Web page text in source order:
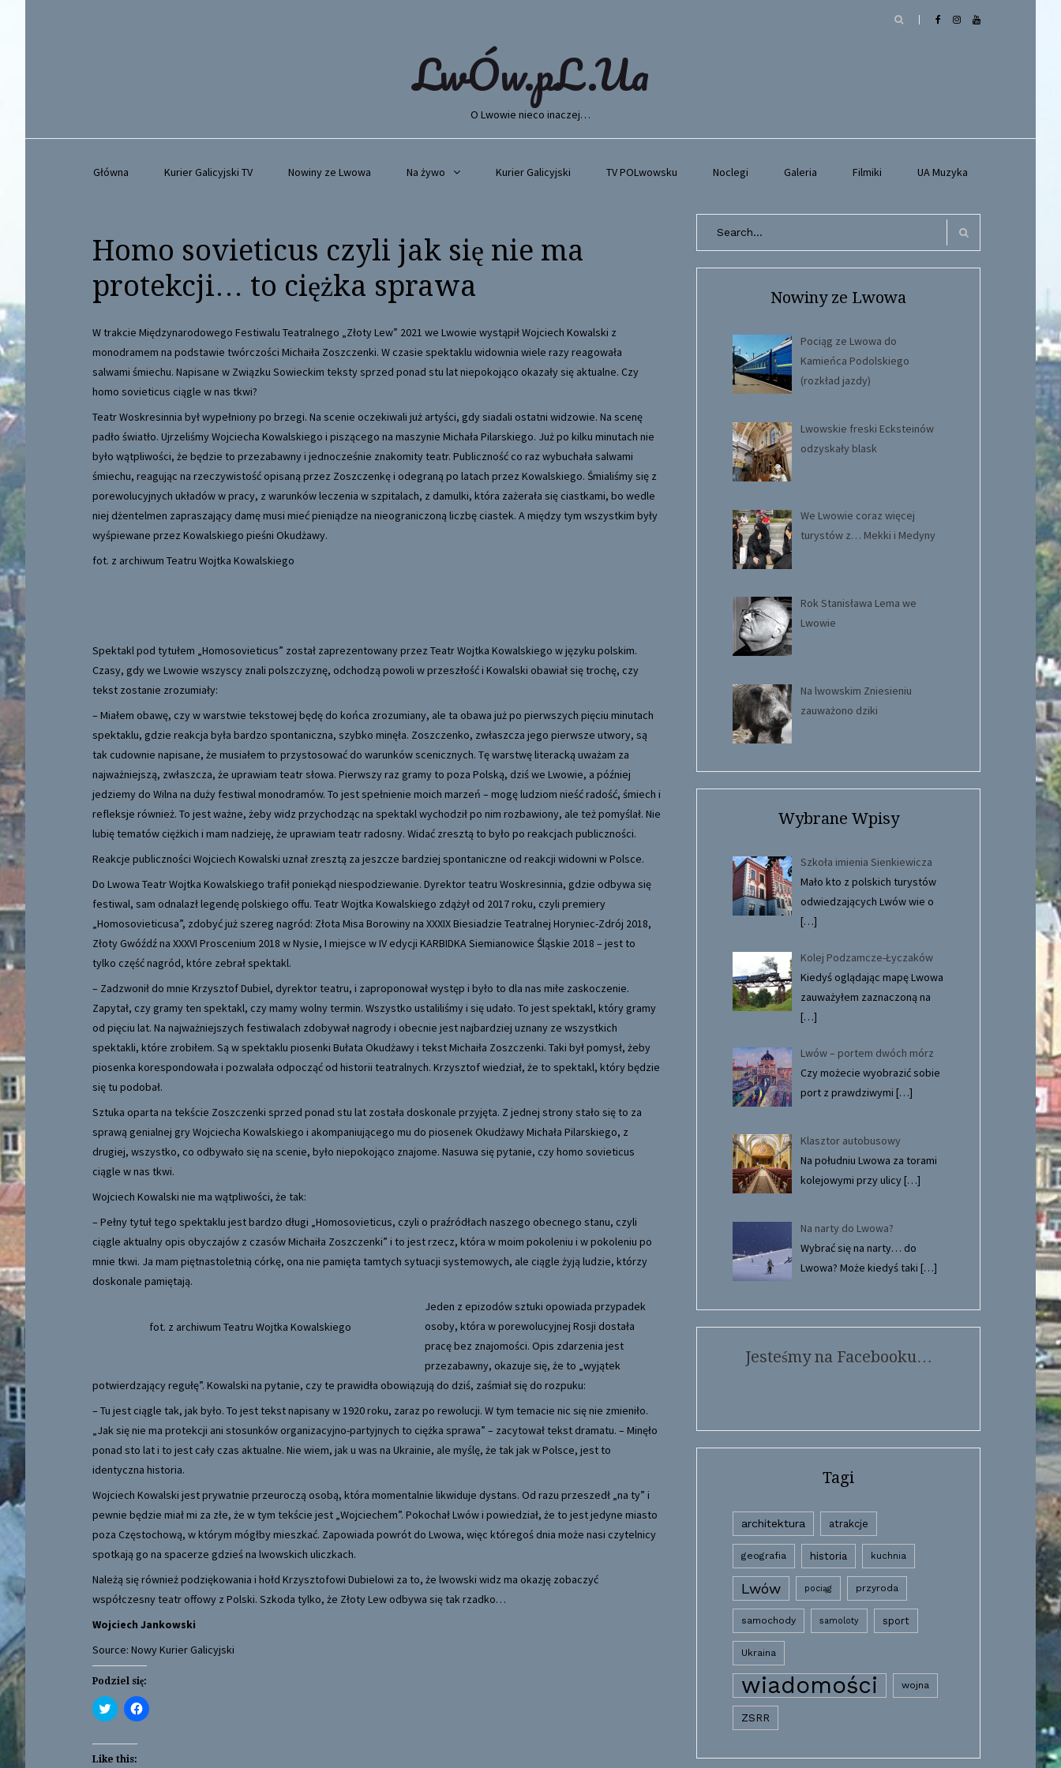
LwÓw.pL.Ua
O Lwowie nieco inaczej…
Główna Kurier Galicyjski TV Nowiny ze Lwowa Na żywo Kurier Galicyjski TV POLwowsku Noclegi Galeria Filmiki UA Muzyka
Homo sovieticus czyli jak się nie ma
protekcji… to ciężka sprawa
W trakcie Międzynarodowego Festiwalu Teatralnego „Złoty Lew” 2021 we Lwowie wystąpił Wojciech Kowalski z
monodramem na podstawie twórczości Michaiła Zoszczenki. W czasie spektaklu widownia wiele razy reagowała
salwami śmiechu. Napisane w Związku Sowieckim teksty sprzed ponad stu lat niepokojąco okazały się aktualne. Czy
homo sovieticus ciągle w nas tkwi?
Teatr Woskresinnia był wypełniony po brzegi. Na scenie oczekiwali już artyści, gdy siadali ostatni widzowie. Na scenę
padło światło. Ujrzeliśmy Wojciecha Kowalskiego i piszącego na maszynie Michała Pilarskiego. Już po kilku minutach nie
było wątpliwości, że będzie to przezabawny i jednocześnie znakomity teatr. Publiczność co raz wybuchała salwami
śmiechu, reagując na rzeczywistość opisaną przez Zoszczenkę i odegraną po latach przez Kowalskiego. Śmialiśmy się z
porewolucyjnych układów w pracy, z warunków leczenia w szpitalach, z damulki, która zażerała się ciastkami, bo wedle
niej dżentelmen zapraszający damę musi mieć pieniądze na nieograniczoną liczbę ciastek. A między tym wszystkim były
wyśpiewane przez Kowalskiego pieśni Okudżawy.
fot. z archiwum Teatru Wojtka Kowalskiego
Spektakl pod tytułem „Homosovieticus” został zaprezentowany przez Teatr Wojtka Kowalskiego w języku polskim.
Czasy, gdy we Lwowie wszyscy znali polszczyznę, odchodzą powoli w przeszłość i Kowalski obawiał się trochę, czy
tekst zostanie zrozumiały:
– Miałem obawę, czy w warstwie tekstowej będę do końca zrozumiany, ale ta obawa już po pierwszych pięciu minutach
spektaklu, gdzie reakcja była bardzo spontaniczna, szybko minęła. Zoszczenko, zwłaszcza jego pierwsze utwory, są
tak cudownie napisane, że musiałem to przystosować do warunków scenicznych. Tę warstwę literacką uważam za
najważniejszą, zwłaszcza, że uprawiam teatr słowa. Pierwszy raz gramy to poza Polską, dziś we Lwowie, a później
jedziemy do Wilna na duży festiwal monodramów. To jest spełnienie moich marzeń – mogę ludziom nieść radość, śmiech i
refleksje również. To jest ważne, żeby widz przychodząc na spektakl wychodził po nim rozbawiony, ale też pomyślał. Nie
lubię tematów ciężkich i mam nadzieję, że uprawiam teatr radosny. Widać zresztą to było po reakcjach publiczności.
Reakcje publiczności Wojciech Kowalski uznał zresztą za jeszcze bardziej spontaniczne od reakcji widowni w Polsce.
Do Lwowa Teatr Wojtka Kowalskiego trafił poniekąd niespodziewanie. Dyrektor teatru Woskresinnia, gdzie odbywa się
festiwal, sam odnalazł legendę polskiego offu. Teatr Wojtka Kowalskiego zdążył od 2017 roku, czyli premiery
„Homosovieticusa”, zdobyć już szereg nagród: Złota Misa Borowiny na XXXIX Biesiadzie Teatralnej Horyniec-Zdrój 2018,
Złoty Gwóźdź na XXXVI Proscenium 2018 w Nysie, I miejsce w IV edycji KARBIDKA Siemianowice Śląskie 2018 – jest to
tylko część nagród, które zebrał spektakl.
– Zadzwonił do mnie Krzysztof Dubiel, dyrektor teatru, i zaproponował występ i było to dla nas miłe zaskoczenie.
Zapytał, czy gramy ten spektakl, czy mamy wolny termin. Wszystko ustaliliśmy i się udało. To jest spektakl, który gramy
od pięciu lat. Na najważniejszych festiwalach zdobywał nagrody i obecnie jest najbardziej uznany ze wszystkich
spektakli, które zrobiłem. Są w spektaklu piosenki Bułata Okudżawy i tekst Michaiła Zoszczenki. Taki był pomysł, żeby
piosenka korespondowała i pozwalała odpocząć od historii teatralnych. Krzysztof wiedział, że to spektakl, który będzie
się tu podobał.
Sztuka oparta na tekście Zoszczenki sprzed ponad stu lat została doskonale przyjęta. Z jednej strony stało się to za
sprawą genialnej gry Wojciecha Kowalskiego i akompaniującego mu do piosenek Okudżawy Michała Pilarskiego, z
drugiej, wszystko, co odbywało się na scenie, było niepokojąco znajome. Nasuwa się pytanie, czy homo sovieticus
ciągle w nas tkwi.
Wojciech Kowalski nie ma wątpliwości, że tak:
– Pełny tytuł tego spektaklu jest bardzo długi „Homosovieticus, czyli o praźródłach naszego obecnego stanu, czyli
ciągle aktualny opis obyczajów z czasów Michaiła Zoszczenki” i to jest rzecz, która w moim pokoleniu i w pokoleniu po
mnie tkwi. Ja mam piętnastoletnią córkę, ona nie pamięta tamtych sytuacji systemowych, ale ciągle żyją ludzie, którzy
doskonale pamiętają.
fot. z archiwum Teatru Wojtka Kowalskiego
Jeden z epizodów sztuki opowiada przypadek
osoby, która w porewolucyjnej Rosji dostała
pracę bez znajomości. Opis zdarzenia jest
przezabawny, okazuje się, że to „wyjątek
potwierdzający regułę”. Kowalski na pytanie, czy te prawidła obowiązują do dziś, zaśmiał się do rozpuku:
– Tu jest ciągle tak, jak było. To jest tekst napisany w 1920 roku, zaraz po rewolucji. W tym temacie nic się nie zmieniło.
„Jak się nie ma protekcji ani stosunków organizacyjno-partyjnych to ciężka sprawa” – zacytował tekst dramatu. – Minęło
ponad sto lat i to jest cały czas aktualne. Nie wiem, jak u was na Ukrainie, ale myślę, że tak jak w Polsce, jest to
identyczna historia.
Wojciech Kowalski jest prywatnie przeuroczą osobą, która momentalnie likwiduje dystans. Od razu przeszedł „na ty” i
pewnie będzie miał mi za złe, że w tym tekście jest „Wojciechem”. Pokochał Lwów i powiedział, że to jest jedyne miasto
poza Częstochową, w którym mógłby mieszkać. Zapowiada powrót do Lwowa, więc któregoś dnia może nasi czytelnicy
spotkają go na spacerze gdzieś na lwowskich uliczkach.
Należą się również podziękowania i hołd Krzysztofowi Dubielowi za to, że lwowski widz ma okazję zobaczyć
współczesny teatr offowy z Polski. Szkoda tylko, że Złoty Lew odbywa się tak rzadko…
Wojciech Jankowski
Source: Nowy Kurier Galicyjski
Podziel się:
C
l
k
t
C
l
Like this:
Search
Nowiny ze Lwowa
Pociąg ze Lwowa do
Kamieńca Podolskiego
(rozkład jazdy)
Lwowskie freski Ecksteinów
odzyskały blask
We Lwowie coraz więcej
turystów z… Mekki i Medyny
Rok Stanisława Lema we
Lwowie
Na lwowskim Zniesieniu
zauważono dziki
Wybrane Wpisy
Szkoła imienia Sienkiewicza
Mało kto z polskich turystów
odwiedzających Lwów wie o
[…]
Kolej Podzamcze-Łyczaków
Kiedyś oglądając mapę Lwowa
zauważyłem zaznaczoną na
[…]
Lwów – portem dwóch mórz
Czy możecie wyobrazić sobie
port z prawdziwymi […]
Klasztor autobusowy
Na południu Lwowa za torami
kolejowymi przy ulicy[…]
Na narty do Lwowa?
Wybrać się na narty… do
Lwowa? Może kiedyś taki […]
Jesteśmy na Facebooku…
Tagi
architektura atrakcje
geografia historia kuchnia
Lwów pociąg przyroda
samochody samoloty sport
Ukraina
wiadomości wojna
ZSRR